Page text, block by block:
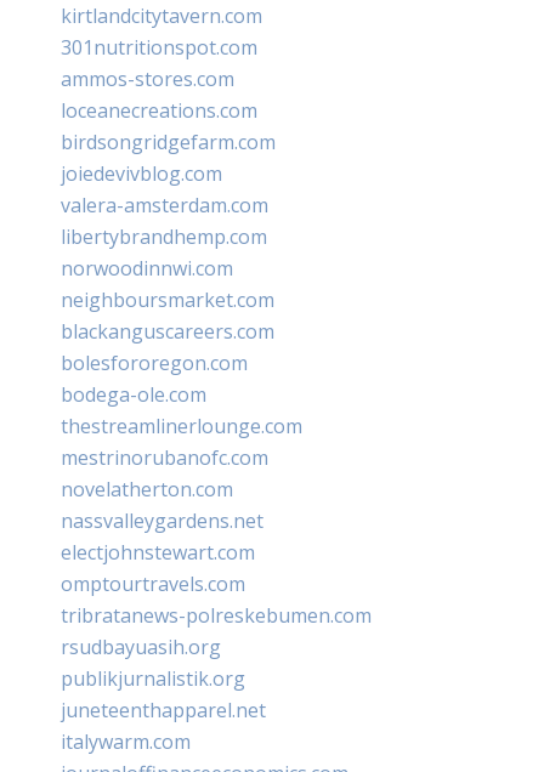
kirtlandcitytavern.com
301nutritionspot.com
ammos-stores.com
loceanecreations.com
birdsongridgefarm.com
joiedevivblog.com
valera-amsterdam.com
libertybrandhemp.com
norwoodinnwi.com
neighboursmarket.com
blackanguscareers.com
bolesfororegon.com
bodega-ole.com
thestreamlinerlounge.com
mestrinorubanofc.com
novelatherton.com
nassvalleygardens.net
electjohnstewart.com
omptourtravels.com
tribratanews-polreskebumen.com
rsudbayuasih.org
publikjurnalistik.org
juneteenthapparel.net
italywarm.com